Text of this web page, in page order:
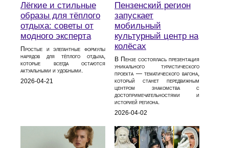
Лёгкие и стильные
образы для тёплого
отдыха: советы от
модного эксперта
Простые и элегантные формулы
нарядов для тёплого отдыха,
которые всегда остаются
актуальными и удобными.
2026-04-21
Пензенский регион
запускает
мобильный
культурный центр на
колёсах
В Пензе состоялась презентация
уникального туристического
проекта — тематического вагона,
который станет передвижным
центром знакомства с
достопримечательностями и
историей региона.
2026-04-02